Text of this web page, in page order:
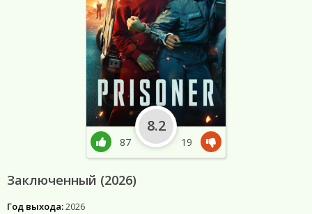
Заключенный (2026)
Год выхода:2026
87
8.2
19